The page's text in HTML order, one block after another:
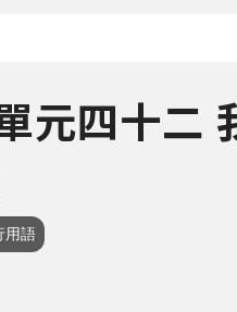
元四十二
用語